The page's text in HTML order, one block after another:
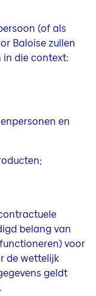
(of als
Baloise zullen
in die context:
en
belang van
voor
de wettelijk
geldt